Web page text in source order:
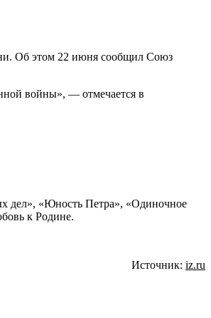
Об этом 22 июня сообщил Союз
войны», — отмечается в
дел», «Юность Петра», «Одиночное
к Родине.
Источник: iz.ru